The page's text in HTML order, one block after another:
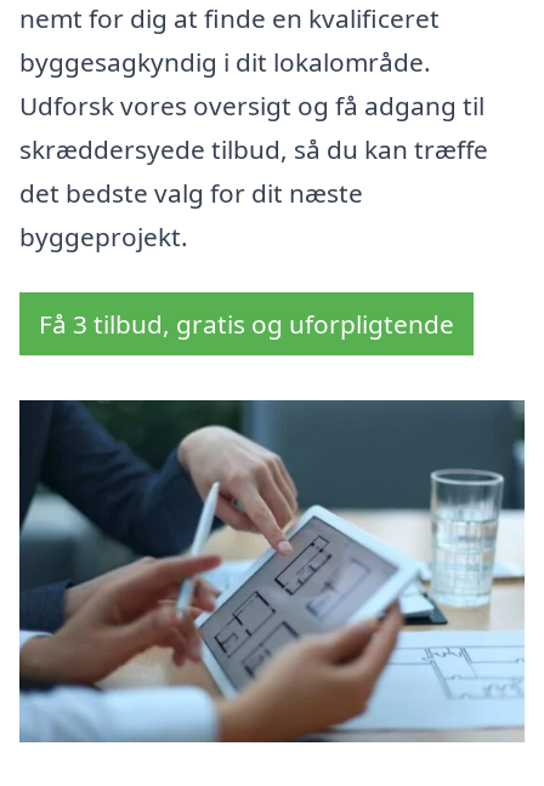
nemt for dig at finde en kvalificeret
byggesagkyndig i dit lokalområde.
Udforsk vores oversigt og få adgang til
skræddersyede tilbud, så du kan træffe
det bedste valg for dit næste
byggeprojekt.
Få 3 tilbud, gratis og uforpligtende